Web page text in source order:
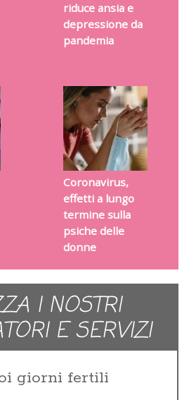
riduce ansia e
depressione da
pandemia
Coronavirus,
effetti a lungo
termine sulla
psiche delle
donne
I NOSTRI
E SERVIZI
giorni fertili